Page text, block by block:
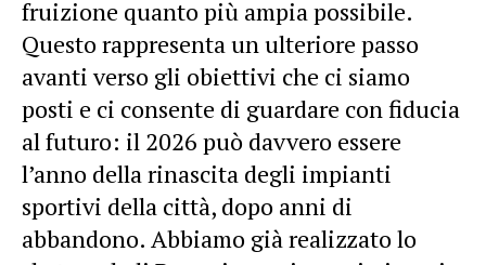
fruizione quanto più ampia possibile.
Questo rappresenta un ulteriore passo
avanti verso gli obiettivi che ci siamo
posti e ci consente di guardare con fiducia
al futuro: il 2026 può davvero essere
l’anno della rinascita degli impianti
sportivi della città, dopo anni di
abbandono. Abbiamo già realizzato lo